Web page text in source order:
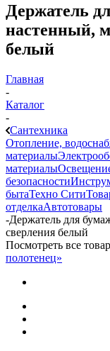
Держатель
настенный,
белый
Главная
-
Каталог
-
Сантехника
Отопление,
материалы
материалы
безопасности
бытаТехно Сити
отделкаАвтотовары
-Держатель для
сверления белый
Посмотреть все
полотенец»